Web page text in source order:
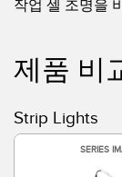
액세서리
작업 셀 조명을
제품 비
Strip Lights
SERIES